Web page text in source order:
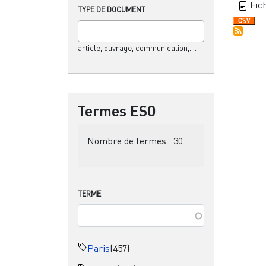
TYPE DE DOCUMENT
article, ouvrage, communication,....
Termes ESO
Nombre de termes : 30
TERME
Paris(457)